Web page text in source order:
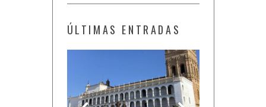
ÚLTIMAS ENTRADAS